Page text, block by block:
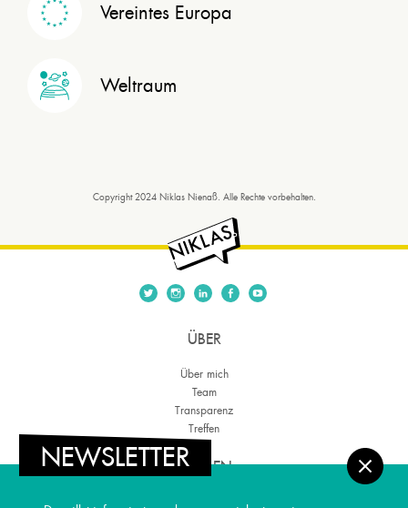
Vereintes Europa
Weltraum
Copyright 2024 Niklas Nienaß. Alle Rechte vorbehalten.
ÜBER
Über mich
Team
Transparenz
Treffen
THEMEN
Regionale Entwicklung
NEWSLETTER